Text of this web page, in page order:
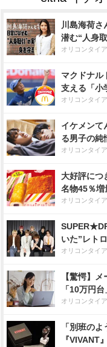
川島海荷さ
潜む“人身
オリコンタイ
マクドナル
支える「小
オリコンタイ
イケメンて
る男子の純
オリコンタイ
大好評につ
名物45％増
オリコンタイ
いた”レト
オリコンタイ
【驚愕】
「10万円
オリコンタイ
「別班の
『VIVANT